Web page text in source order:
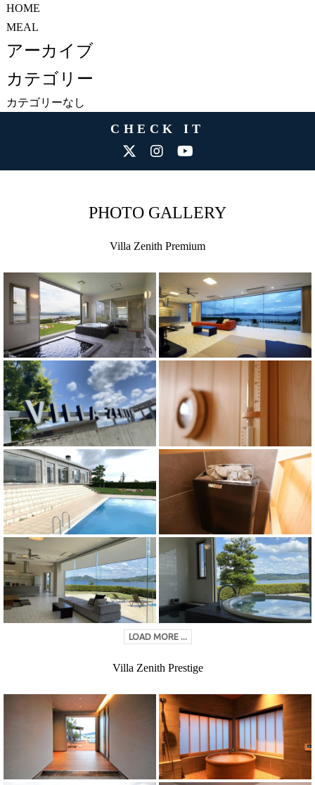
HOME
MEAL
アーカイブ
カテゴリー
カテゴリーなし
CHECK IT
PHOTO GALLERY
Villa Zenith Premium
LOAD MORE ...
Villa Zenith Prestige